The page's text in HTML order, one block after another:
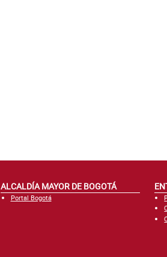
ALCALDÍA MAYOR DE BOGOTÁ
Portal Bogotá